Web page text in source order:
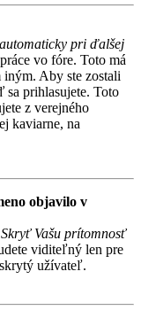
pri ďalšej
vo fóre. Toto má
Aby ste zostali
sa prihlasujete. Toto
z verejného
kaviarne, na
objavilo v
Skryť Vašu prítomnosť
viditeľný len pre
užívateľ.